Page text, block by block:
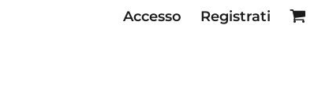
Accesso Registrati